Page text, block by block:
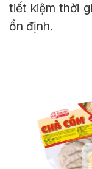
tiết kiệm thời
ổn định.